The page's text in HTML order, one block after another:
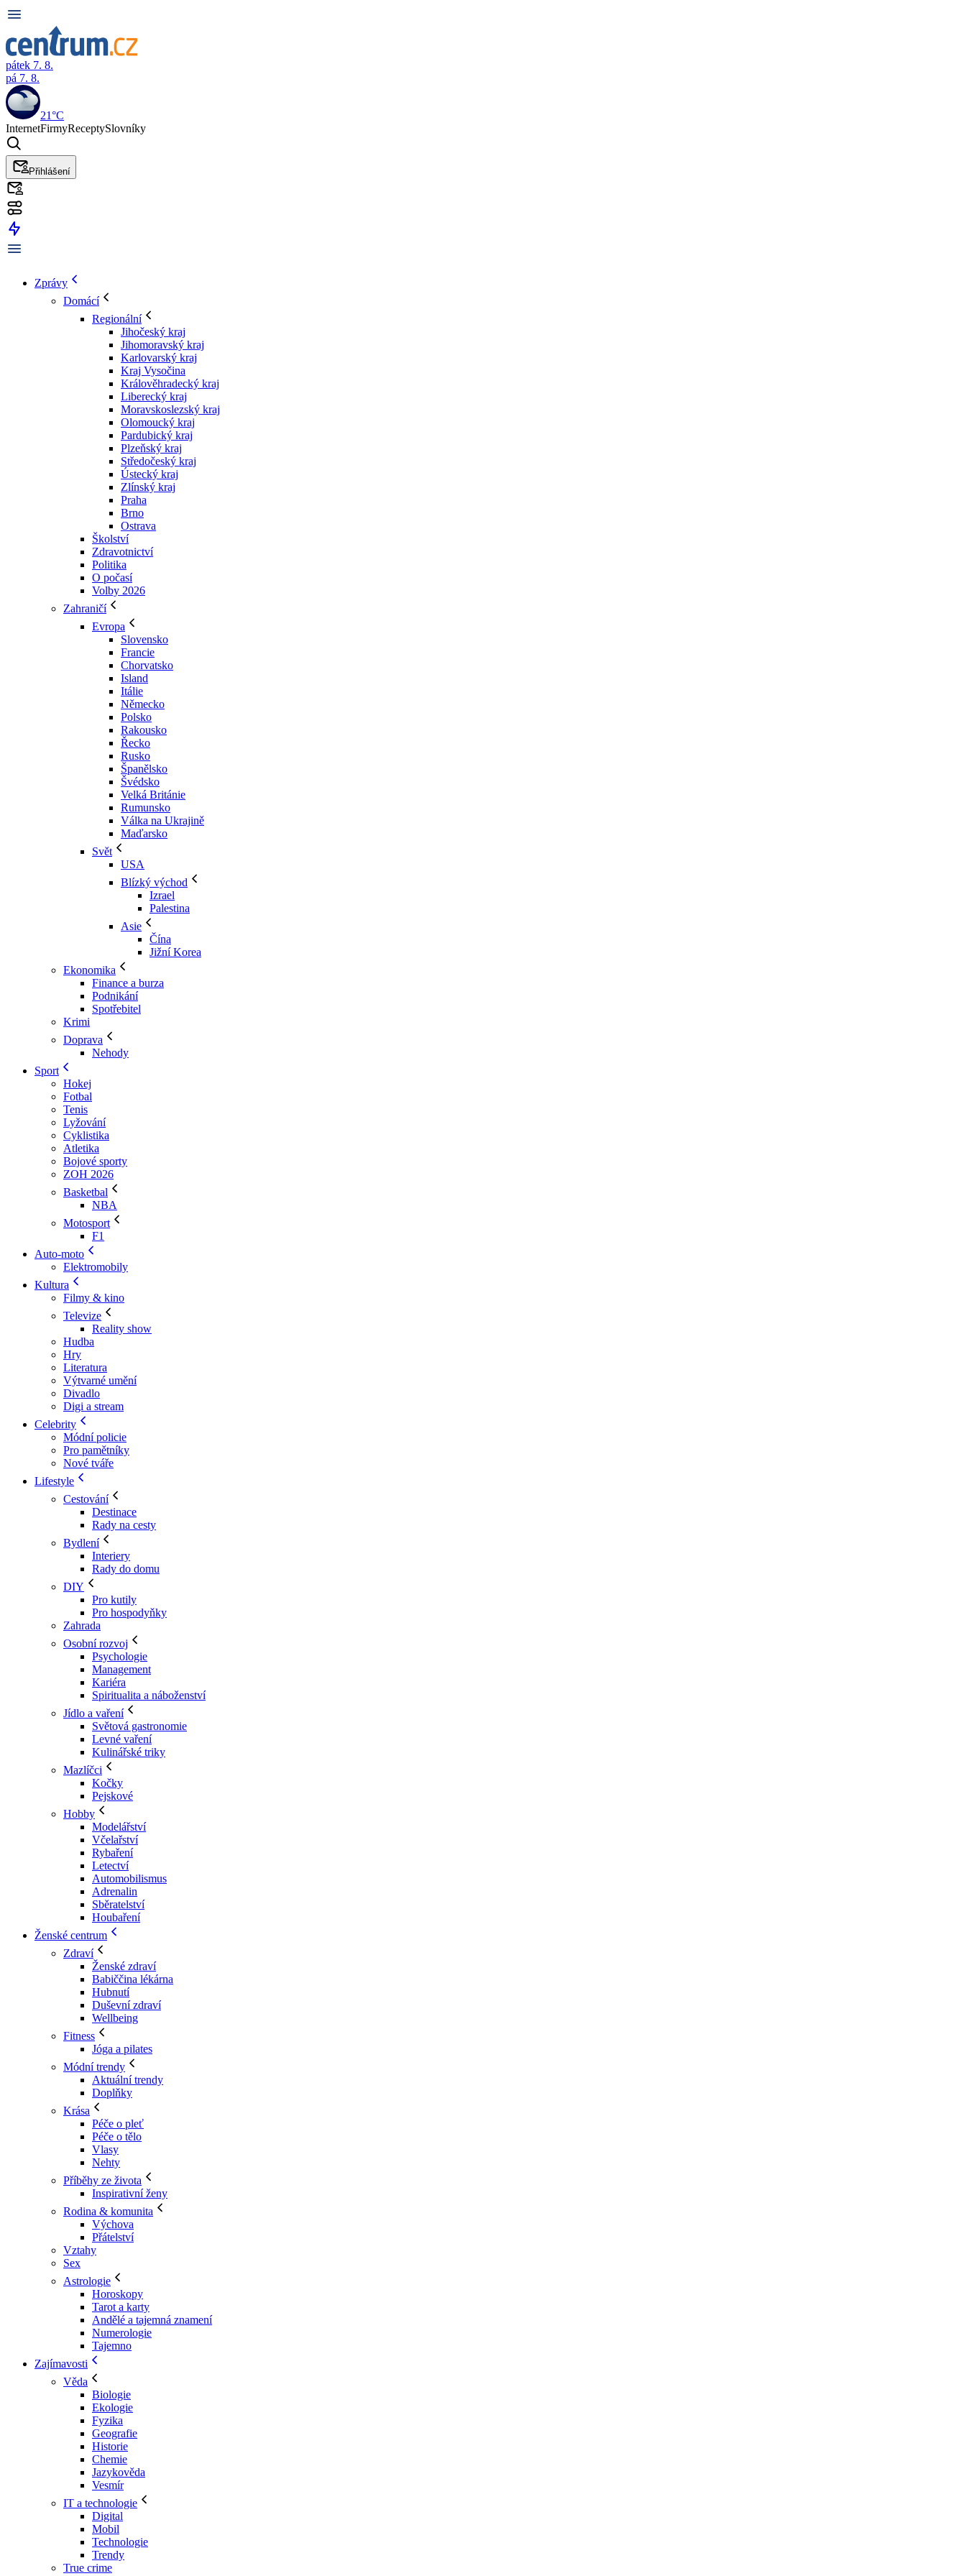
pátek 7. 8.
pá 7. 8.
21°C
InternetFirmyReceptySlovníky
Přihlášení
Zprávy
Domácí
Regionální
Jihočeský kraj
Jihomoravský kraj
Karlovarský kraj
Kraj Vysočina
Králověhradecký kraj
Liberecký kraj
Moravskoslezský kraj
Olomoucký kraj
Pardubický kraj
Plzeňský kraj
Středočeský kraj
Ústecký kraj
Zlínský kraj
Praha
Brno
Ostrava
Školství
Zdravotnictví
Politika
O počasí
Volby 2026
Zahraničí
Evropa
Slovensko
Francie
Chorvatsko
Island
Itálie
Německo
Polsko
Rakousko
Řecko
Rusko
Španělsko
Švédsko
Velká Británie
Rumunsko
Válka na Ukrajině
Maďarsko
Svět
USA
Blízký východ
Izrael
Palestina
Asie
Čína
Jižní Korea
Ekonomika
Finance a burza
Podnikání
Spotřebitel
Krimi
Doprava
Nehody
Sport
Hokej
Fotbal
Tenis
Lyžování
Cyklistika
Atletika
Bojové sporty
ZOH 2026
Basketbal
NBA
Motosport
F1
Auto-moto
Elektromobily
Kultura
Filmy & kino
Televize
Reality show
Hudba
Hry
Literatura
Výtvarné umění
Divadlo
Digi a stream
Celebrity
Módní policie
Pro pamětníky
Nové tváře
Lifestyle
Cestování
Destinace
Rady na cesty
Bydlení
Interiery
Rady do domu
DIY
Pro kutily
Pro hospodyňky
Zahrada
Osobní rozvoj
Psychologie
Management
Kariéra
Spiritualita a náboženství
Jídlo a vaření
Světová gastronomie
Levné vaření
Kulinářské triky
Mazlíčci
Kočky
Pejskové
Hobby
Modelářství
Včelařství
Rybaření
Letectví
Automobilismus
Adrenalin
Sběratelství
Houbaření
Ženské centrum
Zdraví
Ženské zdraví
Babiččina lékárna
Hubnutí
Duševní zdraví
Wellbeing
Fitness
Jóga a pilates
Módní trendy
Aktuální trendy
Doplňky
Krása
Péče o pleť
Péče o tělo
Vlasy
Nehty
Příběhy ze života
Inspirativní ženy
Rodina & komunita
Výchova
Přátelství
Vztahy
Sex
Astrologie
Horoskopy
Tarot a karty
Andělé a tajemná znamení
Numerologie
Tajemno
Zajímavosti
Věda
Biologie
Ekologie
Fyzika
Geografie
Historie
Chemie
Jazykověda
Vesmír
IT a technologie
Digital
Mobil
Technologie
Trendy
True crime